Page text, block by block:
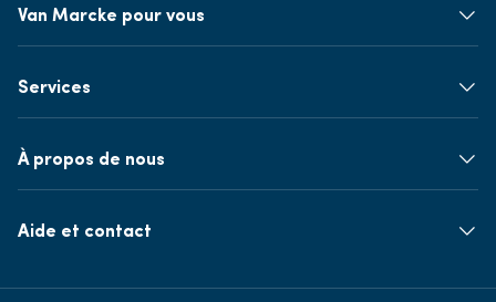
Van Marcke pour vous
Services
À propos de nous
Aide et contact